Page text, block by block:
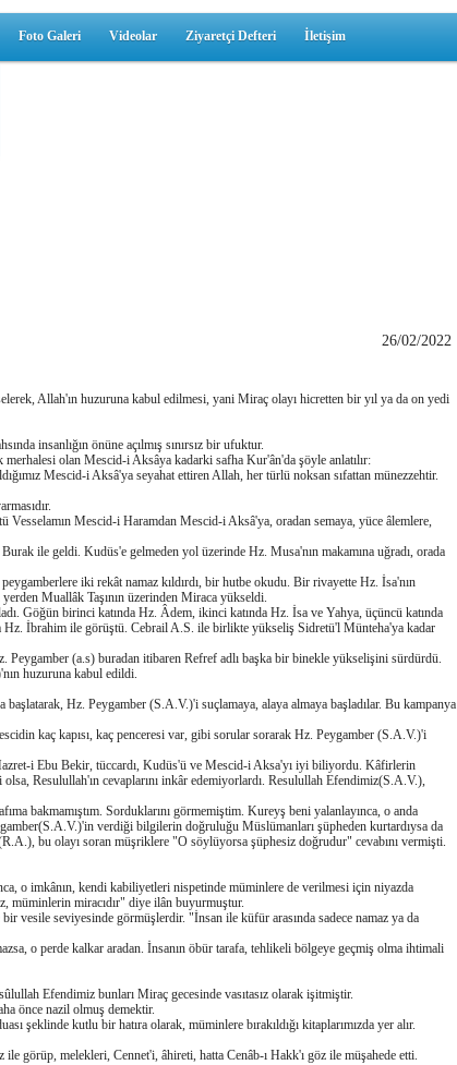
Foto Galeri Videolar Ziyaretçi Defteri İletişim
26/02/2022
Allah'ın huzuruna kabul edilmesi, yani Miraç olayı hicretten bir yıl ya da on yedi
insanlığın önüne açılmış sınırsız bir ufuktur.
olan Mescid-i Aksâya kadarki safha Kur'ân'da şöyle anlatılır:
Mescid-i Aksâ'ya seyahat ettiren Allah, her türlü noksan sıfattan münezzehtir.
Mescid-i Haramdan Mescid-i Aksâ'ya, oradan semaya, yüce âlemlere,
ile geldi. Kudüs'e gelmeden yol üzerinde Hz. Musa'nın makamına uğradı, orada
iki rekât namaz kıldırdı, bir hutbe okudu. Bir rivayette Hz. İsa'nın
Muallâk Taşının üzerinden Miraca yükseldi.
Göğün birinci katında Hz. Âdem, ikinci katında Hz. İsa ve Yahya, üçüncü katında
Hz. İbrahim ile görüştü. Cebrail A.S. ile birlikte yükseliş Sidretü'l Münteha'ya kadar
(a.s) buradan itibaren Refref adlı başka bir binekle yükselişini sürdürdü.
huzuruna kabul edildi.
Hz. Peygamber (S.A.V.)'i suçlamaya, alaya almaya başladılar. Bu kampanya
kaç kapısı, kaç penceresi var, gibi sorular sorarak Hz. Peygamber (S.A.V.)'i
i Ebu Bekir, tüccardı, Kudüs'ü ve Mescid-i Aksa'yı iyi biliyordu. Kâfirlerin
Resulullah'ın cevaplarını inkâr edemiyorlardı. Resulullah Efendimiz(S.A.V.),
bakmamıştım. Sorduklarını görmemiştim. Kureyş beni yalanlayınca, o anda
verdiği bilgilerin doğruluğu Müslümanları şüpheden kurtardıysa da
bu olayı soran müşriklere "O söylüyorsa şüphesiz doğrudur" cevabını vermişti.
o imkânın, kendi kabiliyetleri nispetinde müminlere de verilmesi için niyazda
müminlerin miracıdır" diye ilân buyurmuştur.
vesile seviyesinde görmüşlerdir. "İnsan ile küfür arasında sadece namaz ya da
o perde kalkar aradan. İnsanın öbür tarafa, tehlikeli bölgeye geçmiş olma ihtimali
Efendimiz bunları Miraç gecesinde vasıtasız olarak işitmiştir.
önce nazil olmuş demektir.
şeklinde kutlu bir hatıra olarak, müminlere bırakıldığı kitaplarımızda yer alır.
görüp, melekleri, Cennet'i, âhireti, hatta Cenâb-ı Hakk'ı göz ile müşahede etti.